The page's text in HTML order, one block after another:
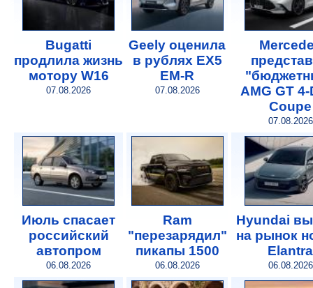
Bugatti
продлила жизнь
мотору W16
07.08.2026
Geely оценила
в рублях EX5
EM-R
07.08.2026
AMG GT
Coupe
07.08.2026
Июль спасает
российский
автопром
06.08.2026
Ram
"перезарядил"
пикапы 1500
06.08.2026
Hyundai
на рынок
Elantra
06.08.2026